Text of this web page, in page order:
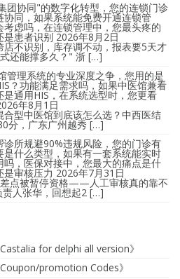
团协同"的数字化转型，您的连锁门诊
同，如果系统能免费开通连锁管
虑吗，在连锁管理中，您最头疼的
是患者识别 2026年8月2日
不识别，库存调不动，报表要5天才
还能撑多久？" 浙 […]
管理系统的专业深度之争，您用的是
？功能满足需求吗，如果中医馆兼看
通用HIS，在系统选型时，您更看
年8月1日
型中医馆到底该怎么选？中西医结
分，广东广州越秀 […]
所规避90%违规风险，您的门诊有
什么类型，如果有一套系统能实时
，医保对接中，您最大的痛点是什
是审核压力 2026年7月31日
点被暂停资格——人工审核真的靠不
责人张华，回想起2 […]
for delphi all version》
promotion Codes》